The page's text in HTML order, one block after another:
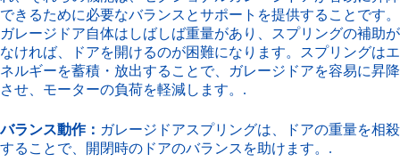
できるために必要なバランスとサポートを提供することです。
ガレージドア自体はしばしば重量があり、スプリングの補助が
なければ、ドアを開けるのが困難になります。スプリングはエ
ネルギーを蓄積・放出することで、ガレージドアを容易に昇降
させ、モーターの負荷を軽減します。.
バランス動作： ガレージドアスプリングは、ドアの重量を相殺
することで、開閉時のドアのバランスを助けます。.